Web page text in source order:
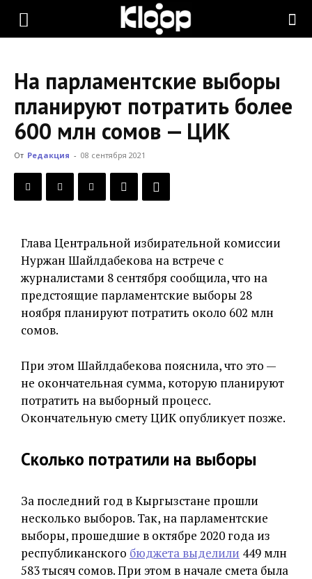
KLOOP.KG
Новости
Кыргызстана
На парламентские выборы
планируют потратить более
600 млн сомов — ЦИК
От Редакция - 08 сентября 2021
Глава Центральной избирательной комиссии
Нуржан Шайлдабекова на встрече с
журналистами 8 сентября сообщила, что на
предстоящие парламентские выборы 28
ноября планируют потратить около 602 млн
сомов.
При этом Шайлдабекова пояснила, что это —
не окончательная сумма, которую планируют
потратить на выборный процесс.
Окончательную смету ЦИК опубликует позже.
Сколько потратили на выборы
За последний год в Кыргызстане прошли
несколько выборов. Так, на парламентские
выборы, прошедшие в октябре 2020 года из
республиканского бюджета выделили 449 млн
583 тысяч сомов. При этом в начале смета была